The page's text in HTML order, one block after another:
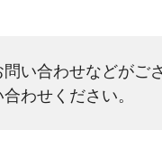
い合わせなどがご
わせください。